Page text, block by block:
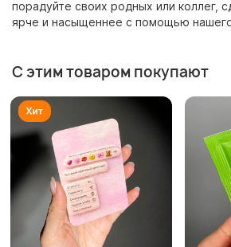
порадуйте своих родных или коллег,
ярче и насыщеннее с помощью
С этим товаром покупают